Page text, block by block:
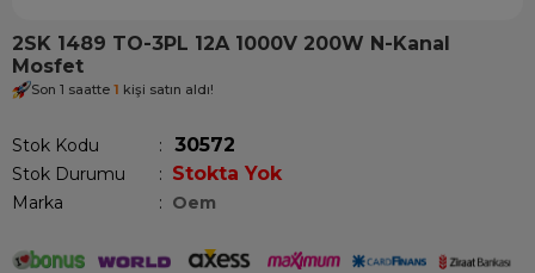
2SK 1489 TO-3PL 12A 1000V 200W N-Kanal
Mosfet
Son 1 saatte 1 kişi satın aldı!
Stok Kodu 30572
Stok Durumu : Stokta Yok
Marka : Oem